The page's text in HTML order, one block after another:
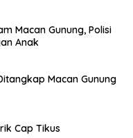
Macan Gunung, Polisi
Anak
Macan Gunung
Cap Tikus